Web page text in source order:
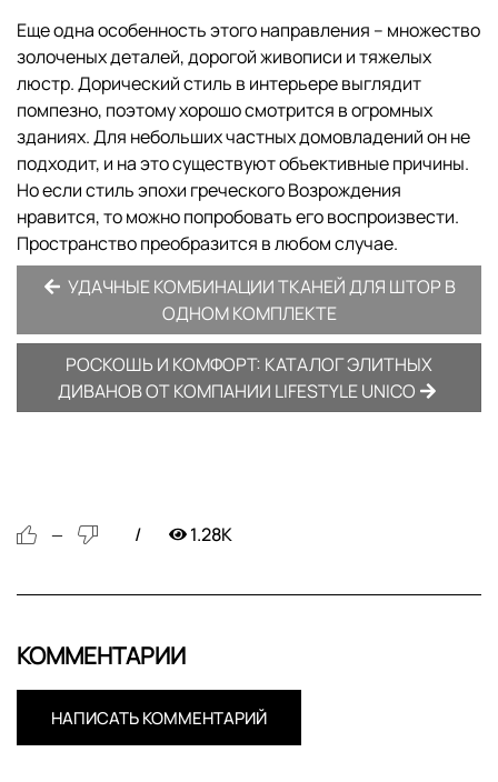
Еще одна особенность этого направления – множество
золоченых деталей, дорогой живописи и тяжелых
люстр. Дорический стиль в интерьере выглядит
помпезно, поэтому хорошо смотрится в огромных
зданиях. Для небольших частных домовладений он не
подходит, и на это существуют объективные причины.
Но если стиль эпохи греческого Возрождения
нравится, то можно попробовать его воспроизвести.
Пространство преобразится в любом случае.
УДАЧНЫЕ КОМБИНАЦИИ ТКАНЕЙ ДЛЯ ШТОР В
ОДНОМ КОМПЛЕКТЕ
РОСКОШЬ И КОМФОРТ: КАТАЛОГ ЭЛИТНЫХ
ДИВАНОВ ОТ КОМПАНИИ LIFESTYLE UNICO
— 1.28K
КОММЕНТАРИИ
НАПИСАТЬ КОММЕНТАРИЙ